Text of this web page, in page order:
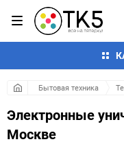
Бытовая техника
Электронные
Москве